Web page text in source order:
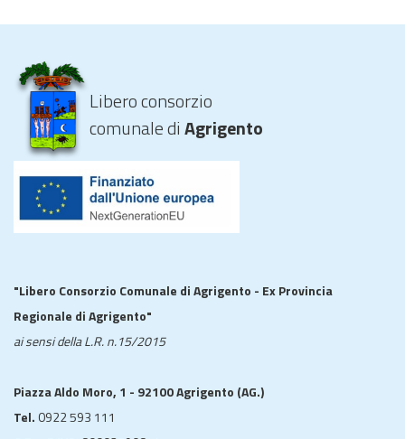
Libero consorzio
comunale diAgrigento
"Libero Consorzio Comunale di Agrigento - Ex Provincia
Regionale di Agrigento"
ai sensi della L.R. n.15/2015
Piazza Aldo Moro, 1 - 92100 Agrigento (AG.)
Tel. 0922 593 111